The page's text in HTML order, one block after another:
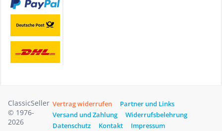
ClassicSeller
© 1976-
2026
Vertrag widerrufen
Partner und Links
Versand und Zahlung
Widerrufsbelehrung
Datenschutz
Kontakt Impressum